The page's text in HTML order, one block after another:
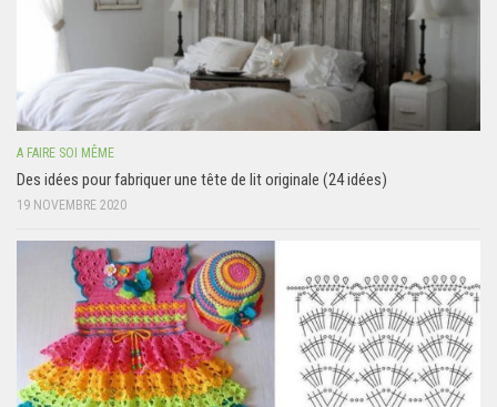
A FAIRE SOI MÊME
Des idées pour fabriquer une tête de lit originale (24 idées)
19 NOVEMBRE 2020